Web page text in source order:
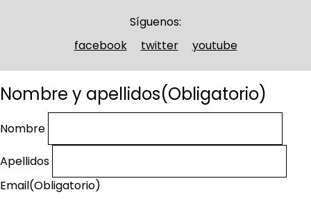
Síguenos:
facebook
twitter youtube
Nombre y apellidos(Obligatorio)
Nombre
Apellidos
Email(Obligatorio)